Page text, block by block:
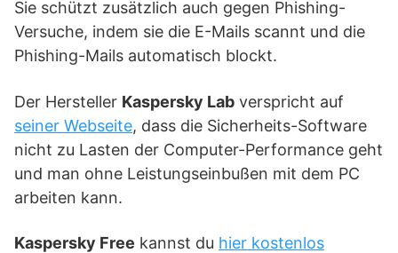
Sie schützt zusätzlich auch gegen Phishing-
Versuche, indem sie die E-Mails scannt und die
Phishing-Mails automatisch blockt.
Der Hersteller Kaspersky Lab verspricht auf
seiner Webseite, dass die Sicherheits-Software
nicht zu Lasten der Computer-Performance geht
und man ohne Leistungseinbußen mit dem PC
arbeiten kann.
Kaspersky Free kannst du hier kostenlos